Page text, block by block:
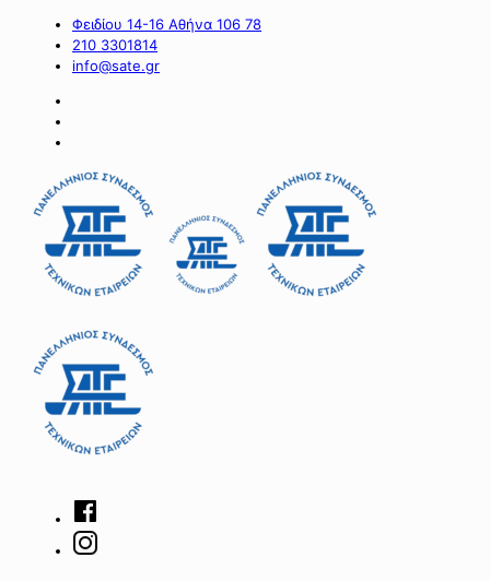
Φειδίου 14-16 Αθήνα 106 78
210 3301814
info@sate.gr